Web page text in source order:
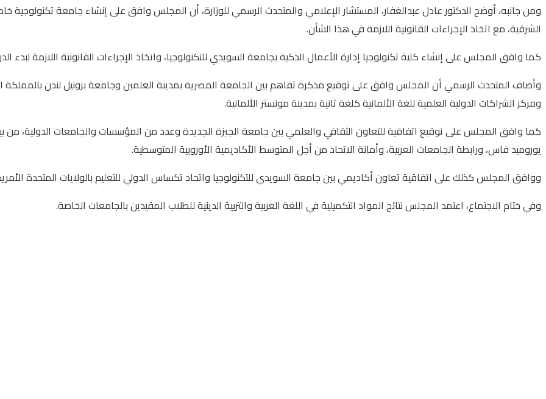
ومن جانبه، أوضح الدكتور عادل عبدالغفار، المستشار الإعلامي والمتحدث الرسمي للوزارة، أن المجلس وافق على إنشاء جامعة تكنولوجية
الشرقية، مع اتخاذ الإجراءات القانونية اللازمة في هذا الشأن.
كما وافق المجلس على إنشاء كلية تكنولوجيا إدارة الأعمال الذكية بجامعة السويدي للتكنولوجيا، واتخاذ الإجراءات القانونية اللازمة لبدء
وأضاف المتحدث الرسمي أن المجلس وافق على توقيع مذكرة تفاهم بين الجامعة المصرية بمدينة العلمين وجامعة برونيل لندن
ومركز الشراكات الدولية العلمية للغة الألمانية كلغة ثانية بمدينة مونستر الألمانية.
كما وافق المجلس على توقيع اتفاقية للتعاون الثقافي والعلمي بين جامعة الجيزة الجديدة وعدد من المؤسسات والجامعات الدولية، من
يوروميد فاس، ورابطة الجامعات العربية، وأمانة الاتحاد من أجل المتوسط الأكاديمية الأوروبية المتوسطية.
ووافق المجلس كذلك على اتفاقية تعاون أكاديمي بين جامعة السويدي للتكنولوجيا واتحاد تكساس الدولي للتعليم بالولايات المتحدة
وفي ختام الاجتماع، اعتمد المجلس نتائج المواد التكميلية في اللغة العربية والتربية الدينية للطلاب المقيدين بالجامعات الخاصة.